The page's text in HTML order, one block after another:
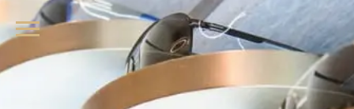
品牌眼鏡、精品墨鏡、名牌太陽眼